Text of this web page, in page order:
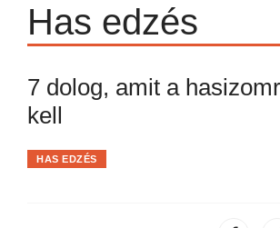
Has edzés
7 dolog, amit a
kell
HAS EDZÉS